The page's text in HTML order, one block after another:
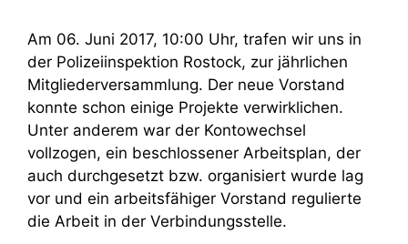
Am 06. Juni 2017, 10:00 Uhr, trafen wir uns in
der Polizeiinspektion Rostock, zur jährlichen
Mitgliederversammlung. Der neue Vorstand
konnte schon einige Projekte verwirklichen.
Unter anderem war der Kontowechsel
vollzogen, ein beschlossener Arbeitsplan, der
auch durchgesetzt bzw. organisiert wurde lag
vor und ein arbeitsfähiger Vorstand regulierte
die Arbeit in der Verbindungsstelle.